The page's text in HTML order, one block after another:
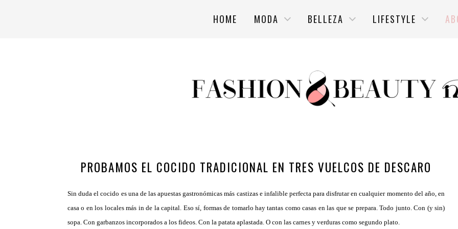
HOME MODA BELLEZA LIFESTYLE
PROBAMOS EL COCIDO TRADICIONAL EN TRES VUELCOS DE DESCARO
Sin duda el cocido es una de las apuestas gastronómicas más castizas e infalible perfecta para disfrutar en cualquier momento del año, en
casa o en los locales más in de la capital. Eso sí, formas de tomarlo hay tantas como casas en las que se prepara. Todo junto. Con (y sin)
sopa. Con garbanzos incorporados a los fideos. Con la patata aplastada. O con las carnes y verduras como segundo plato.